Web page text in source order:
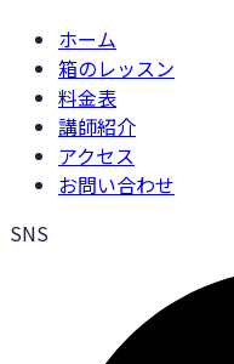
ホーム
箱のレッスン
料金表
講師紹介
アクセス
お問い合わせ
SNS